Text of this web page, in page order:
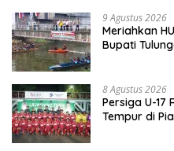
9 Agustus 2026
Meriahkan
Bupati
8 Agustus 2026
Persiga U-17
Tempur di